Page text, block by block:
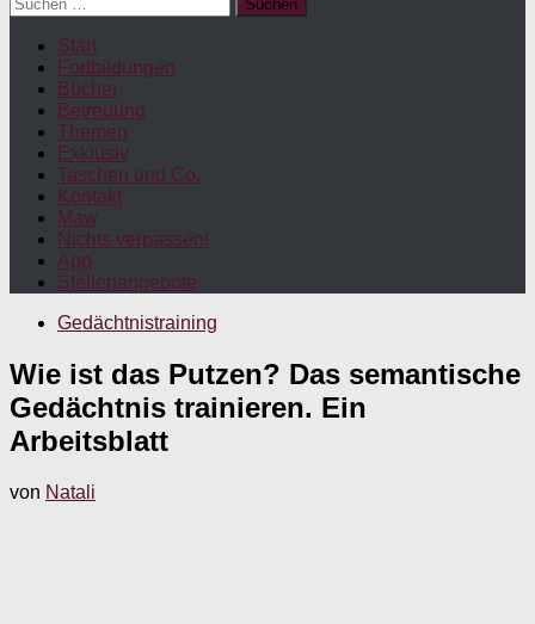
nach:
Start
Fortbildungen
Bücher
Betreuung
Themen
Exklusiv
Taschen und Co.
Kontakt
Maw
Nichts verpassen!
App
Stellenangebote
Gedächtnistraining
Wie ist das Putzen? Das semantische
Gedächtnis trainieren. Ein
Arbeitsblatt
von Natali